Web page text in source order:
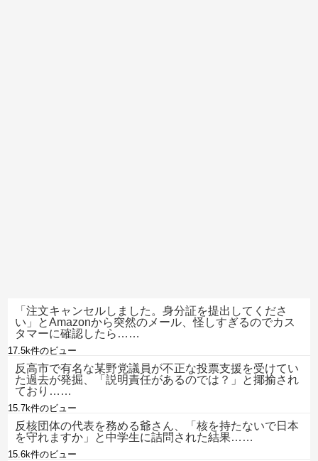
「注文キャンセルしました。身分証を提出してくださ
い」とAmazonから突然のメール、怪しすぎるのでカス
タマーに確認したら……
17.5k件のビュー
反高市で有名な某野党議員が不正な投票支援を受けてい
た過去が発掘、「説明責任があるのでは？」と揶揄され
ており……
15.7k件のビュー
反核団体の代表を務める爺さん、「核を持たないで日本
を守れますか」と中学生に詰問された結果……
15.6k件のビュー